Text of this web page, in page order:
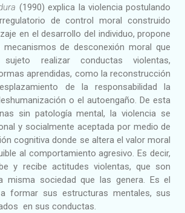
(1990) explica la violencia postulando
de control moral construido
en el desarrollo del individuo, propone
de desconexión moral que
realizar conductas violentas,
aprendidas, como la reconstrucción
de la responsabilidad la
o el autoengaño. De esta
sin patología mental, la violencia se
y socialmente aceptada por medio de
cognitiva donde se altera el valor moral
al comportamiento agresivo. Es decir,
y recibe actitudes violentas, que son
misma sociedad que las genera. Es el
formar sus estructuras mentales, sus
en sus conductas.